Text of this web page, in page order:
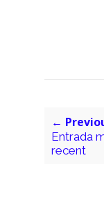
←
Entrada
recent